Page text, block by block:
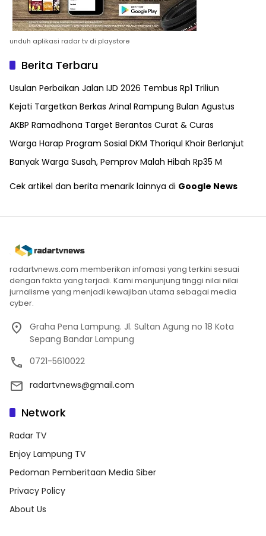
unduh aplikasi radar tv di playstore
Berita Terbaru
Usulan Perbaikan Jalan IJD 2026 Tembus Rp1 Triliun
Kejati Targetkan Berkas Arinal Rampung Bulan Agustus
AKBP Ramadhona Target Berantas Curat & Curas
Warga Harap Program Sosial DKM Thoriqul Khoir Berlanjut
Banyak Warga Susah, Pemprov Malah Hibah Rp35 M
Cek artikel dan berita menarik lainnya di Google News
radartvnews.com memberikan infomasi yang terkini sesuai
dengan fakta yang terjadi. Kami menjunjung tinggi nilai nilai
jurnalisme yang menjadi kewajiban utama sebagai media
cyber.
Graha Pena Lampung. Jl. Sultan Agung no 18 Kota
Sepang Bandar Lampung
0721-5610022
radartvnews@gmail.com
Network
Radar TV
Enjoy Lampung TV
Pedoman Pemberitaan Media Siber
Privacy Policy
About Us